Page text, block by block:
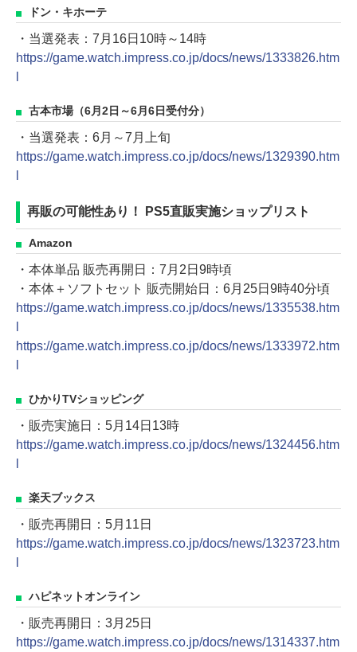
ドン・キホーテ
・当選発表：7月16日10時～14時
https://game.watch.impress.co.jp/docs/news/1333826.htm
古本市場（6月2日～6月6日受付分）
・当選発表：6月～7月上旬
https://game.watch.impress.co.jp/docs/news/1329390.htm
再販の可能性あり！ PS5直販実施ショップリスト
Amazon
・本体単品 販売再開日：7月2日9時頃
・本体＋ソフトセット 販売開始日：6月25日9時40分頃
https://game.watch.impress.co.jp/docs/news/1335538.htm
https://game.watch.impress.co.jp/docs/news/1333972.htm
ひかりTVショッピング
・販売実施日：5月14日13時
https://game.watch.impress.co.jp/docs/news/1324456.htm
楽天ブックス
・販売再開日：5月11日
https://game.watch.impress.co.jp/docs/news/1323723.htm
ハピネットオンライン
・販売再開日：3月25日
https://game.watch.impress.co.jp/docs/news/1314337.htm